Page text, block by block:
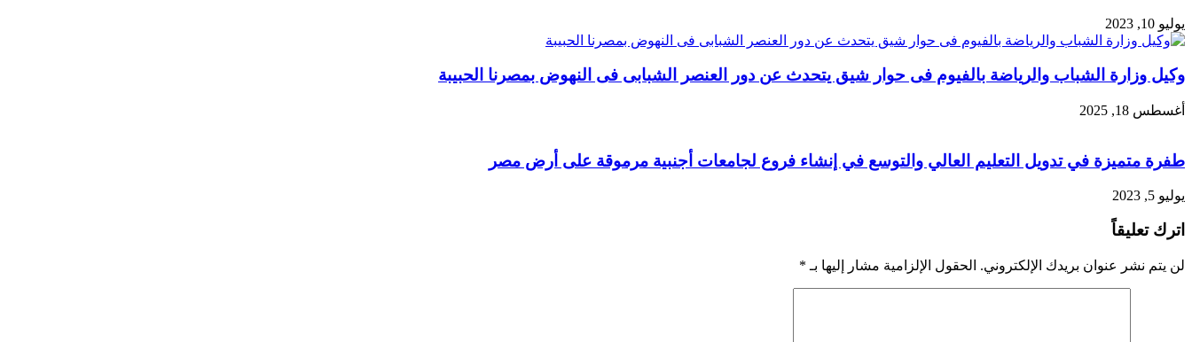
يوليو 10, 2023
وكيل وزارة الشباب والرياضة بالفيوم فى حوار شيق يتحدث عن دور العنصر الشبابى فى النهوض بمصرنا الحبيبة
أغسطس 18, 2025
طفرة متميزة في تدويل التعليم العالي والتوسع في إنشاء فروع لجامعات أجنبية مرموقة على أرض مصر
يوليو 5, 2023
اترك تعليقاً
لن يتم نشر عنوان بريدك الإلكتروني. الحقول الإلزامية مشار إليها بـ *